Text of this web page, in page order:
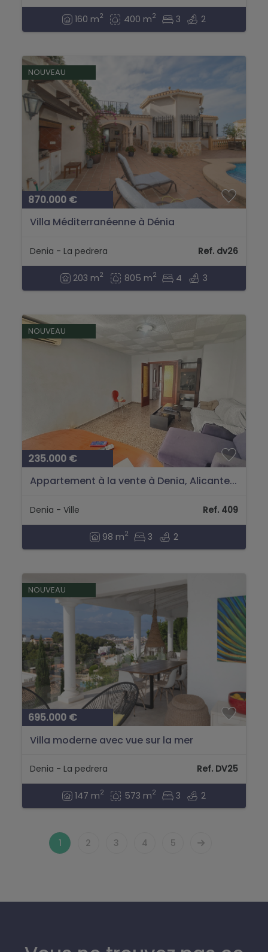
160 m2 400 m2 3 2
NOUVEAU
870.000 €
Villa Méditerranéenne à Dénia
Denia - La pedrera Ref. dv26
203 m2 805 m2 4 3
NOUVEAU
235.000 €
Appartement à la vente à Denia, Alicante...
Denia - Ville Ref. 409
98 m2 3 2
NOUVEAU
695.000 €
Villa moderne avec vue sur la mer
Denia - La pedrera Ref. DV25
147 m2 573 m2 3 2
1 2 3 4 5